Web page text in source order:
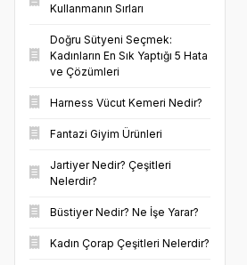
Kullanmanın Sırları
Doğru Sütyeni Seçmek:
Kadınların En Sık Yaptığı 5 Hata
ve Çözümleri
Harness Vücut Kemeri Nedir?
Fantazi Giyim Ürünleri
Jartiyer Nedir? Çeşitleri
Nelerdir?
Büstiyer Nedir? Ne İşe Yarar?
Kadın Çorap Çeşitleri Nelerdir?